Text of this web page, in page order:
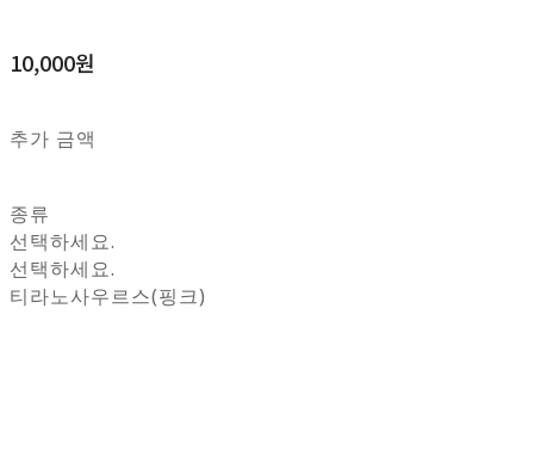
10,000원
추가 금액
종류
선택하세요.
선택하세요.
티라노사우르스(핑크)